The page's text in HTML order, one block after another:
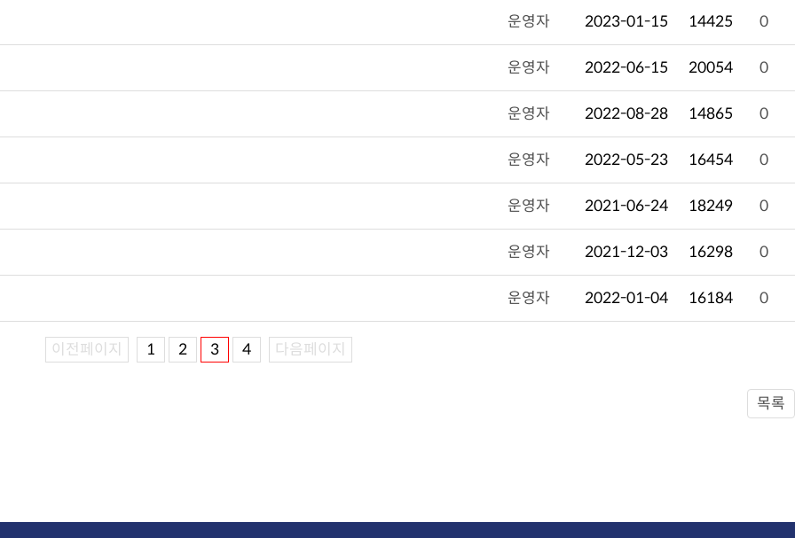
운영자 2023-01-15 14425 0
운영자 2022-06-15 20054 0
운영자 2022-08-28 14865 0
운영자 2022-05-23 16454 0
운영자 2021-06-24 18249 0
운영자 2021-12-03 16298 0
운영자 2022-01-04 16184 0
이전페이지 1 2 3 4 다음페이지
목록